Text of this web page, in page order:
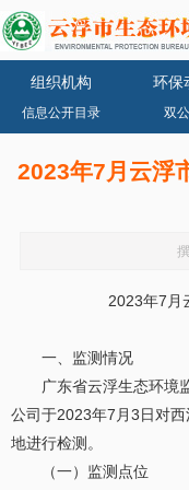
组织机构 环保
信息公开目录 双
2023年7月云浮
2023年7月
一、监测情况
广东省云浮生态环境监
公司于2023年7月3日对
地进行检测。
（一）监测点位